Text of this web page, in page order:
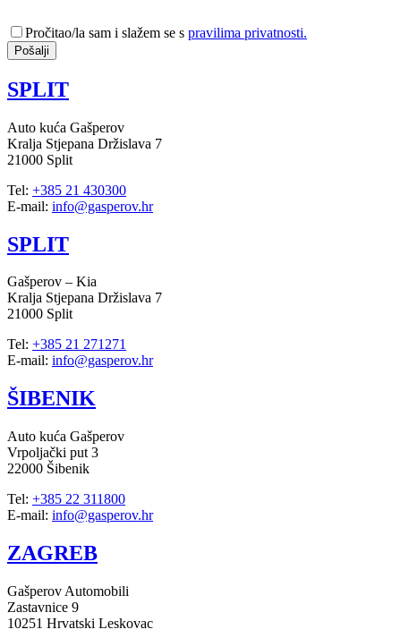
Pročitao/la sam i slažem se s pravilima privatnosti.
SPLIT
Auto kuća Gašperov
Kralja Stjepana Držislava 7
21000 Split
Tel: +385 21 430300
E-mail: info@gasperov.hr
SPLIT
Gašperov – Kia
Kralja Stjepana Držislava 7
21000 Split
Tel: +385 21 271271
E-mail: info@gasperov.hr
ŠIBENIK
Auto kuća Gašperov
Vrpoljački put 3
22000 Šibenik
Tel: +385 22 311800
E-mail: info@gasperov.hr
ZAGREB
Gašperov Automobili
Zastavnice 9
10251 Hrvatski Leskovac